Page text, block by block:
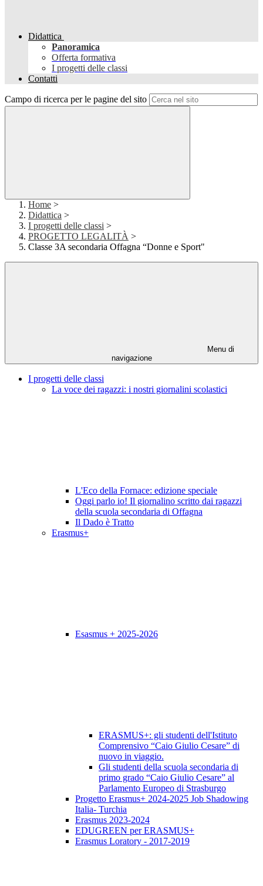
Didattica
Panoramica
Offerta formativa
I progetti delle classi
Contatti
Campo di ricerca per le pagine del sito
Home >
Didattica >
I progetti delle classi >
PROGETTO LEGALITÀ >
Classe 3A secondaria Offagna “Donne e Sport"
Menu di
navigazione
I progetti delle classi
La voce dei ragazzi: i nostri giornalini scolastici
L'Eco della Fornace: edizione speciale
Oggi parlo io! Il giornalino scritto dai ragazzi
della scuola secondaria di Offagna
Il Dado è Tratto
Erasmus+
Esasmus + 2025-2026
ERASMUS+: gli studenti dell'Istituto
Comprensivo “Caio Giulio Cesare” di
nuovo in viaggio.
Gli studenti della scuola secondaria di
primo grado “Caio Giulio Cesare” al
Parlamento Europeo di Strasburgo
Progetto Erasmus+ 2024-2025 Job Shadowing
Italia- Turchia
Erasmus 2023-2024
EDUGREEN per ERASMUS+
Erasmus Loratory - 2017-2019